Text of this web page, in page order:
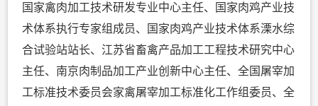
国家禽肉加工技术研发专业中心主任、国家肉鸡产业技
术体系执行专家组成员、国家肉鸡产业技术体系溧水综
合试验站站长、江苏省畜禽产品加工工程技术研究中心
主任、南京肉制品加工产业创新中心主任、全国屠宰加
工标准技术委员会家禽屠宰加工标准化工作组委员、全